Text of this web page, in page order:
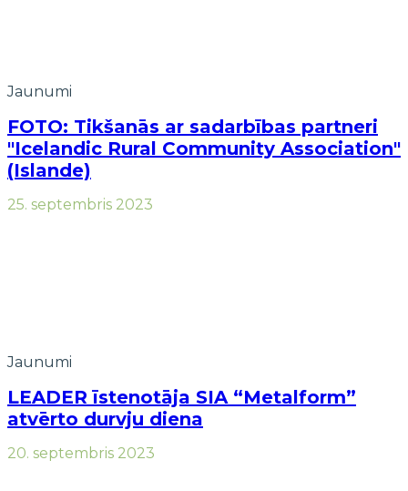
Jaunumi
FOTO: Tikšanās ar sadarbības partneri
"Icelandic Rural Community Association"
(Islande)
25. septembris 2023
Jaunumi
LEADER īstenotāja SIA “Metalform”
atvērto durvju diena
20. septembris 2023